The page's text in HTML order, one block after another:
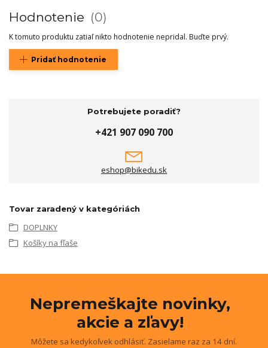
Hodnotenie 0
K tomuto produktu zatiaľ nikto hodnotenie nepridal. Buďte prvý.
Pridať hodnotenie
Potrebujete poradiť?
+421 907 090 700
eshop@bikedu.sk
Tovar zaradený v kategóriách
DOPLNKY
Košíky na fľaše
Nepremeškajte novinky,
akcie a zľavy!
Môžete sa kedykoľvek odhlásiť. Zasielame raz za 14 dní.